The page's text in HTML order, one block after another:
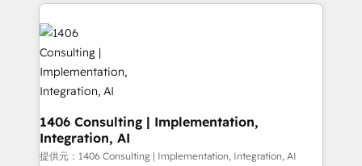
processes and technologies to digital strategy, from
marketing automation to online and offline sales
processes through Customer Service Management,
allowing companies to optimize processes and meet
the needs of the customer. We are part of Impresoft
Group, a group of specialized and complementary
companies that divide their offer into 4
Competence Centers: Smart Manufacturing,
1406 Consulting | Implementation,
Integration, AI
提供元：1406 Consulting | Implementation, Integration, AI